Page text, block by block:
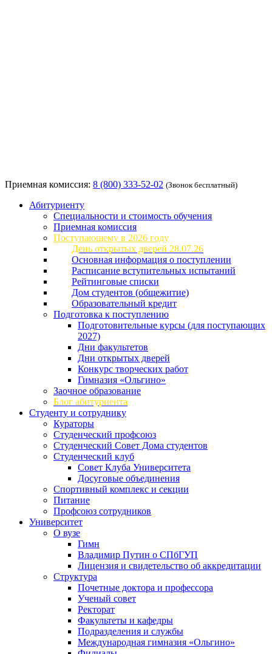
Приемная комиссия: 8 (800) 333-52-02 (Звонок бесплатный)
Абитуриенту
Специальности и стоимость обучения
Приемная комиссия
Поступающему в 2026 году
День открытых дверей 28.07.26
Основная информация о поступлении
Расписание вступительных испытаний
Рейтинговые списки
Дом студентов (общежитие)
Образовательный кредит
Подготовка к поступлению
Подготовительные курсы (для поступающих
2027)
Дни факультетов
Дни открытых дверей
Конкурс творческих работ
Гимназия «Ольгино»
Заочное образование
Блог абитуриента
Студенту и сотруднику
Кураторы
Студенческий профсоюз
Студенческий Совет Дома студентов
Студенческий клуб
Совет Клуба Университета
Досуговые объединения
Спортивный комплекс и секции
Питание
Профсоюз сотрудников
Университет
О вузе
Гимн
Владимир Путин о СПбГУП
Лицензия и свидетельство об аккредитации
Структура
Почетные доктора и профессора
Ученый совет
Ректорат
Факультеты и кафедры
Подразделения и службы
Международная гимназия «Ольгино»